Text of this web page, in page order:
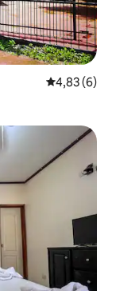
4,83 de uma
4,83 (6)